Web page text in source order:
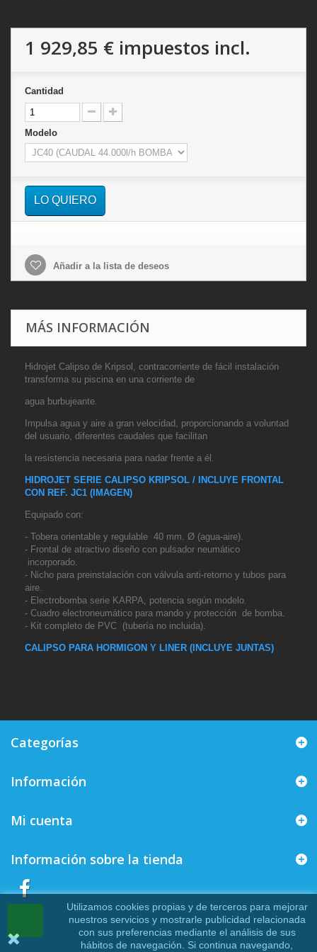
1 929,85 € impuestos incl.
Cantidad
Modelo
LO QUIERO
Añadir a la lista de deseos
MÁS INFORMACIÓN
Hidrojet Calipso de Kripsol, contracorriente de fácil instalación
transforma su piscina en una corriente de
agua burbujeante.
Impulsa agua y aire a gran velocidad, proporcionando a voluntad
del usuario, diferentes caudales que facilitan
la resistencia necesaria para nadar frente a él.
HIDROJET SERIE CALIPSO KRIPSOL / INCLUYE FRONTAL
CON REF. JC1 (IMAGEN)
Equipado con:
- Tobera orientable y regulable 40 mm. Ø (agua-aire).
- Frontal de atractivo diseño con pulsador neumático
incorporado.
- Nicho para preinstalación con válvula anti-retorno y tubos para
aire.
- Electrobomba serie KARPA, potencia según modelo.
- Cuadro electroneumático para mando y protección de bomba.
- Kit completo de PVC (tubería no incluida).
CALIPSO PARA HORMIGON Y LINER (INCLUYE JUNTAS)
Categorías
Información
Mi cuenta
Información sobre la tienda
Utilizamos cookies propias y de terceros para mejorar
nuestros servicios y mostrarle publicidad relacionada
con sus preferencias mediante el análisis de sus
hábitos de navegación. Si continua navegando,